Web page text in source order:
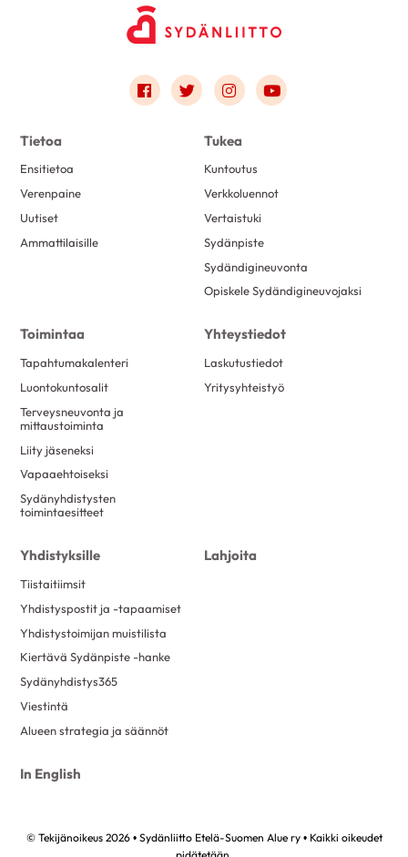
Link to facebook
Link to twitter
Link to instagram
Link to youtube
Tietoa
Ensitietoa
Verenpaine
Uutiset
Ammattilaisille
Tukea
Kuntoutus
Verkkoluennot
Vertaistuki
Sydänpiste
Sydändigineuvonta
Opiskele Sydändigineuvojaksi
Toimintaa
Tapahtumakalenteri
Luontokuntosalit
Terveysneuvonta ja
mittaustoiminta
Liity jäseneksi
Vapaaehtoiseksi
Sydänyhdistysten
toimintaesitteet
Yhteystiedot
Laskutustiedot
Yritysyhteistyö
Yhdistyksille
Tiistaitiimsit
Yhdistyspostit ja -tapaamiset
Yhdistystoimijan muistilista
Kiertävä Sydänpiste -hanke
Sydänyhdistys365
Viestintä
Alueen strategia ja säännöt
Lahjoita
In English
© Tekijänoikeus 2026 • Sydänliitto Etelä-Suomen Alue ry • Kaikki oikeudet